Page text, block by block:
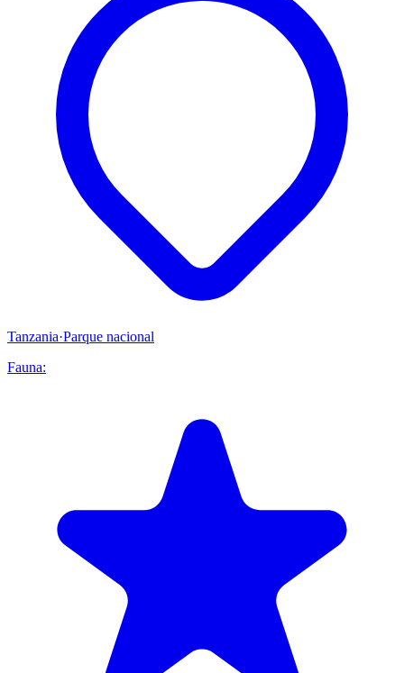
Tanzania·Parque nacional
Fauna: